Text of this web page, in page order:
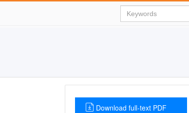
Download full-text PDF